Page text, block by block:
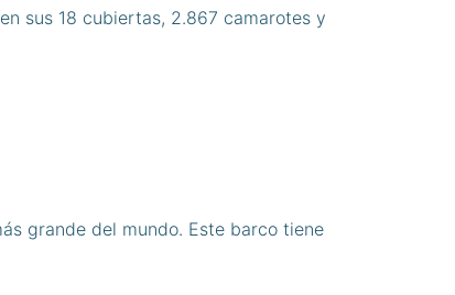
sus 18 cubiertas, 2.867 camarotes y
grande del mundo. Este barco tiene